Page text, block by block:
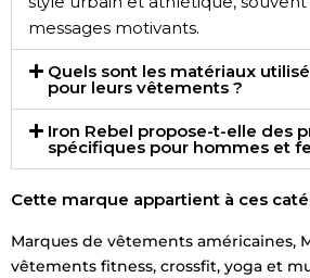
messages motivants.
Quels sont les matériaux
pour leurs vêtements ?
Iron Rebel propose-t-elle des
spécifiques pour hommes et
Cette marque appartient à ces
Marques de vêtements américaines,
vêtements fitness, crossfit, yoga et